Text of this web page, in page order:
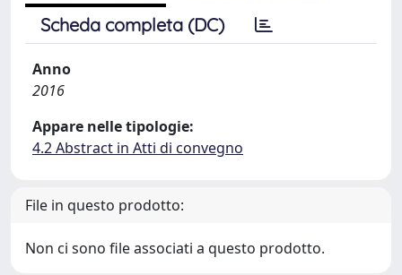
Scheda completa (DC)
Anno
2016
Appare nelle tipologie:
4.2 Abstract in Atti di convegno
File in questo prodotto:
Non ci sono file associati a questo prodotto.